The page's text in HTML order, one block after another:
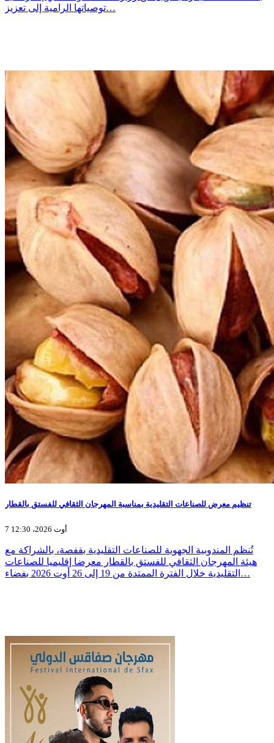
توصياتها الرامية إلى تعزيز…
تنظيم معرض للصناعات التقليدية بمناسبة المهرجان الثقافي للفستق بالقطار
7 أوت 2026، 12:30
تُنظم المندوبية الجهوية للصناعات التقليدية بقفصة، بالشراكة مع
هيئة المهرجان الثقافي للفستق بالقطار معرضا إقليميا للصناعات
التقليدية خلال الفترة الممتدة من 19 إلى 26 أوت 2026 بفضاء…